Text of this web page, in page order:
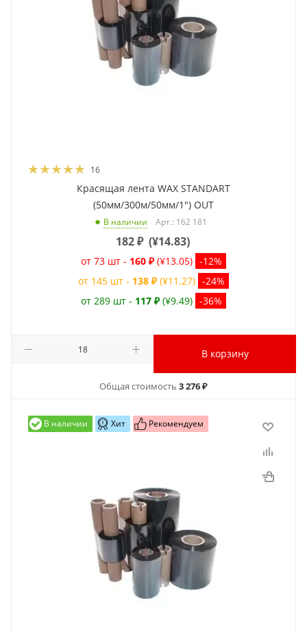
16
Красящая лента WAX STANDART
(50мм/300м/50мм/1") OUT
В наличии Арт.: 162 181
182₽ (¥14.83)
от 73 шт - 160 ₽ (¥13.05) -12%
от 145 шт - 138 ₽ (¥11.27) -24%
от 289 шт - 117 ₽ (¥9.49) -36%
В корзину
Общая стоимость 3 276 ₽
В наличии Хит Рекомендуем